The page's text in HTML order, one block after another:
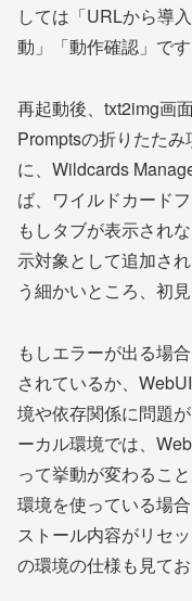
しては「URLから導
動」「動作確認」です
再起動後、txt2img画
Promptsの折りたた
に、Wildcards
ば、ワイルドカード
もしタブが表示され
示対象として追加さ
う細かいところ、初
もしエラーが出る場
されているか、
境や依存関係に問題
ーカル環境では、
って挙動が変わるこ
環境を使っている場
ストール内容がリセ
の環境の仕様も見て